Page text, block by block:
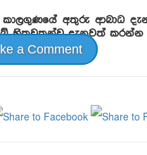
අතුරු ආබාධ
හිතවතුන්ව දැනුවත් කරන්න
a Comment